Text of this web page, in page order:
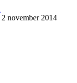
2 november 2014